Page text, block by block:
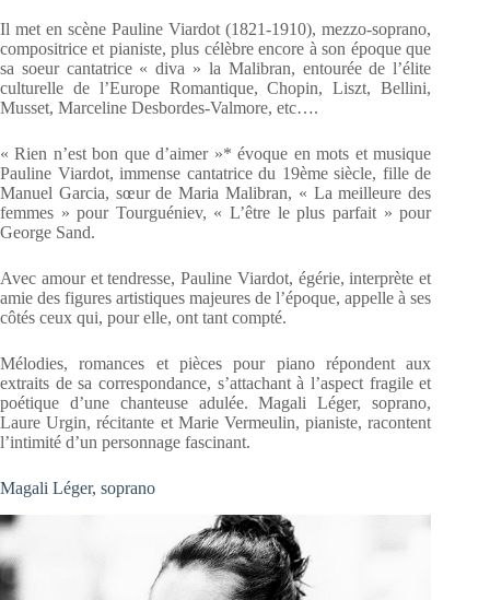
Il met en scène Pauline Viardot (1821-1910), mezzo-soprano,
compositrice et pianiste, plus célèbre encore à son époque que
sa soeur cantatrice « diva » la Malibran, entourée de l’élite
culturelle de l’Europe Romantique, Chopin, Liszt, Bellini,
Musset, Marceline Desbordes-Valmore, etc….
« Rien n’est bon que d’aimer »* évoque en mots et musique
Pauline Viardot, immense cantatrice du 19ème siècle, fille de
Manuel Garcia, sœur de Maria Malibran, « La meilleure des
femmes » pour Tourguéniev, « L’être le plus parfait » pour
George Sand.
Avec amour et tendresse, Pauline Viardot, égérie, interprète et
amie des figures artistiques majeures de l’époque, appelle à ses
côtés ceux qui, pour elle, ont tant compté.
Mélodies, romances et pièces pour piano répondent aux
extraits de sa correspondance, s’attachant à l’aspect fragile et
poétique d’une chanteuse adulée. Magali Léger, soprano,
Laure Urgin, récitante et Marie Vermeulin, pianiste, racontent
l’intimité d’un personnage fascinant.
Magali Léger, soprano